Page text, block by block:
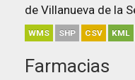
de Villanueva de la
WMS SHP CSV KML
Farmacias